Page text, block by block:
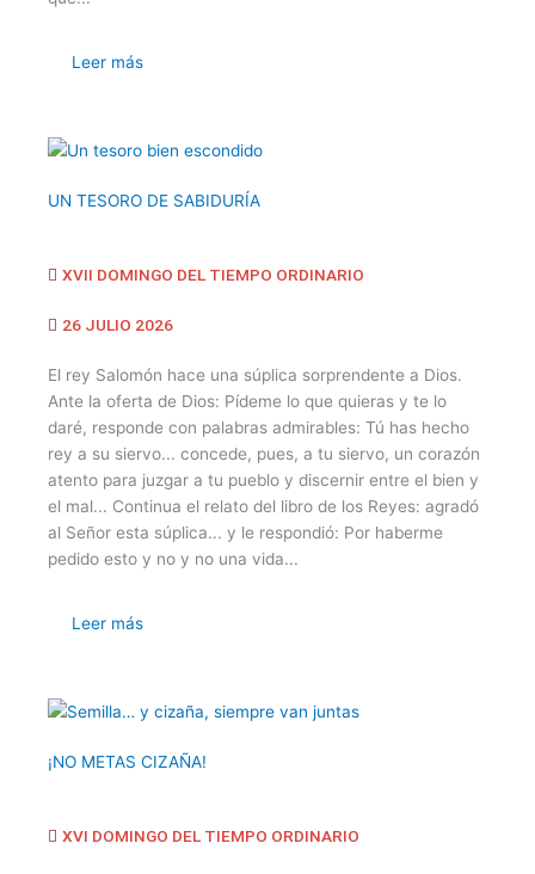
Leer más
UN TESORO DE SABIDURÍA
XVII DOMINGO DEL TIEMPO ORDINARIO
26 JULIO 2026
El rey Salomón hace una súplica sorprendente a Dios.
Ante la oferta de Dios: Pídeme lo que quieras y te lo
daré, responde con palabras admirables: Tú has hecho
rey a su siervo... concede, pues, a tu siervo, un corazón
atento para juzgar a tu pueblo y discernir entre el bien y
el mal... Continua el relato del libro de los Reyes: agradó
al Señor esta súplica... y le respondió: Por haberme
pedido esto y no y no una vida...
Leer más
¡NO METAS CIZAÑA!
XVI DOMINGO DEL TIEMPO ORDINARIO